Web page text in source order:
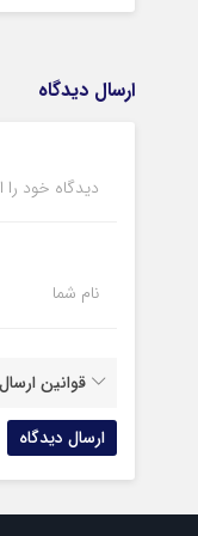
ارسال دیدگاه
دیدگاه خود را
نام شما
قوانین